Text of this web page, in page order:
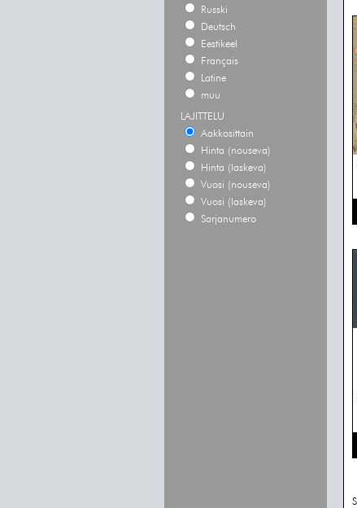
Russki
Deutsch
Eestikeel
Français
Latine
muu
LAJITTELU
Aakkosittain
Hinta (nouseva)
Hinta (laskeva)
Vuosi (nouseva)
Vuosi (laskeva)
Sarjanumero